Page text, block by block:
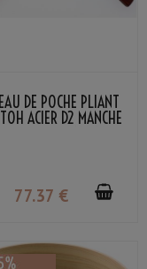
DE POCHE PLIANT
ACIER D2 MANCHE
77.37 €